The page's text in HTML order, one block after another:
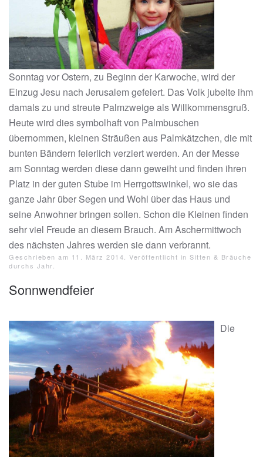
Sonntag vor Ostern, zu Beginn der Karwoche, wird der
Einzug Jesu nach Jerusalem gefeiert. Das Volk jubelte ihm
damals zu und streute Palmzweige als Willkommensgruß.
Heute wird dies symbolhaft von Palmbuschen
übernommen, kleinen Sträußen aus Palmkätzchen, die mit
bunten Bändern feierlich verziert werden. An der Messe
am Sonntag werden diese dann geweiht und finden ihren
Platz in der guten Stube im Herrgottswinkel, wo sie das
ganze Jahr über Segen und Wohl über das Haus und
seine Anwohner bringen sollen. Schon die Kleinen finden
sehr viel Freude an diesem Brauch. Am Aschermittwoch
des nächsten Jahres werden sie dann verbrannt.
Geschrieben am 11. März 2014 . Veröffentlicht in Sitten & Bräuche
durchs Jahr
Sonnwendfeier
Die